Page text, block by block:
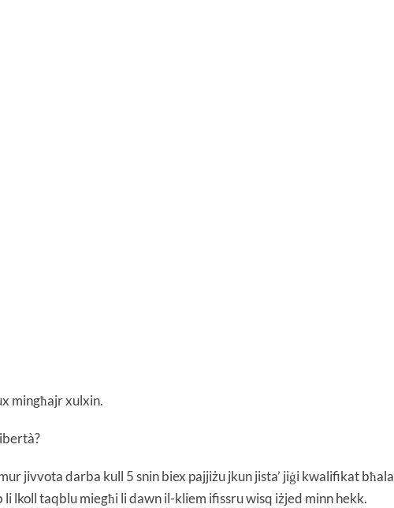
mingħajr xulxin.
jivvota darba kull 5 snin biex pajjiżu jkun jista’ jiġi kwalifikat bħala
lkoll taqblu miegħi li dawn il-kliem ifissru wisq iżjed minn hekk.